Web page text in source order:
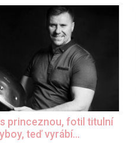
princeznou, fotil titulní
teď vyrábí…